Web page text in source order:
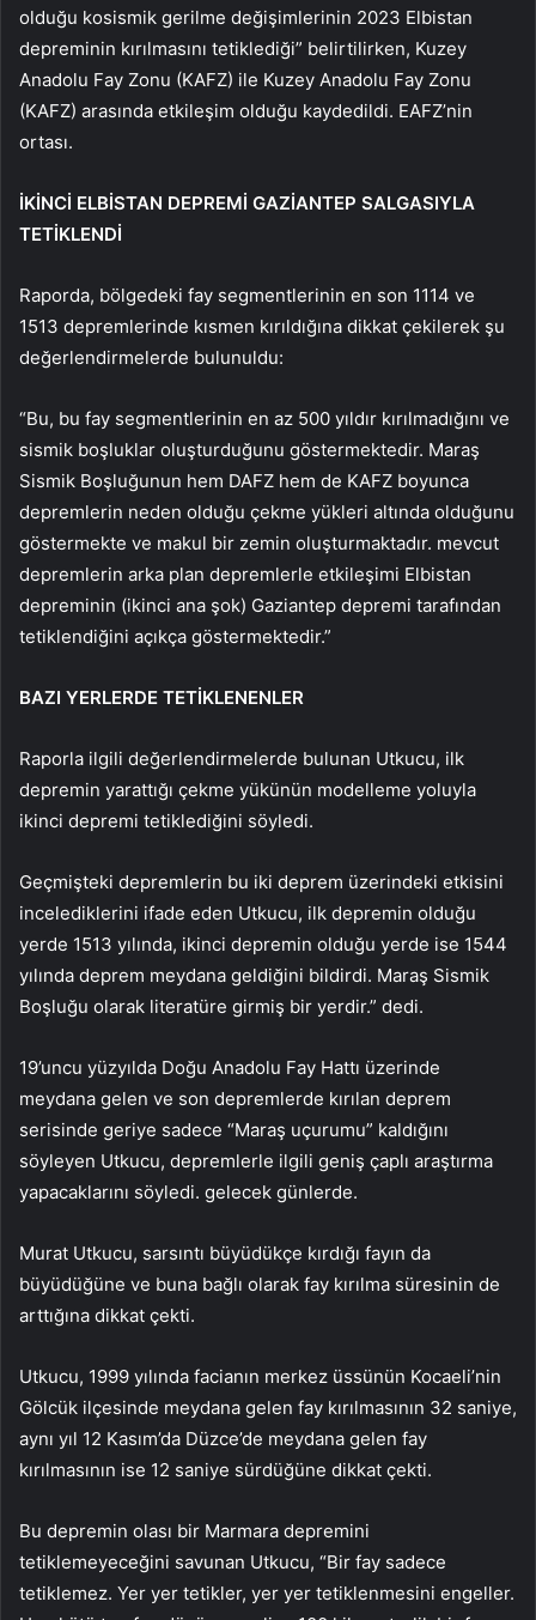
olduğu kosismik gerilme değişimlerinin 2023 Elbistan
depreminin kırılmasını tetiklediği” belirtilirken, Kuzey
Anadolu Fay Zonu (KAFZ) ile Kuzey Anadolu Fay Zonu
(KAFZ) arasında etkileşim olduğu kaydedildi. EAFZ’nin
ortası.
İKİNCİ ELBİSTAN DEPREMİ GAZİANTEP SALGASIYLA
TETİKLENDİ
Raporda, bölgedeki fay segmentlerinin en son 1114 ve
1513 depremlerinde kısmen kırıldığına dikkat çekilerek şu
değerlendirmelerde bulunuldu:
“Bu, bu fay segmentlerinin en az 500 yıldır kırılmadığını ve
sismik boşluklar oluşturduğunu göstermektedir. Maraş
Sismik Boşluğunun hem DAFZ hem de KAFZ boyunca
depremlerin neden olduğu çekme yükleri altında olduğunu
göstermekte ve makul bir zemin oluşturmaktadır. mevcut
depremlerin arka plan depremlerle etkileşimi Elbistan
depreminin (ikinci ana şok) Gaziantep depremi tarafından
tetiklendiğini açıkça göstermektedir.”
BAZI YERLERDE TETİKLENENLER
Raporla ilgili değerlendirmelerde bulunan Utkucu, ilk
depremin yarattığı çekme yükünün modelleme yoluyla
ikinci depremi tetiklediğini söyledi.
Geçmişteki depremlerin bu iki deprem üzerindeki etkisini
incelediklerini ifade eden Utkucu, ilk depremin olduğu
yerde 1513 yılında, ikinci depremin olduğu yerde ise 1544
yılında deprem meydana geldiğini bildirdi. Maraş Sismik
Boşluğu olarak literatüre girmiş bir yerdir.” dedi.
19’uncu yüzyılda Doğu Anadolu Fay Hattı üzerinde
meydana gelen ve son depremlerde kırılan deprem
serisinde geriye sadece “Maraş uçurumu” kaldığını
söyleyen Utkucu, depremlerle ilgili geniş çaplı araştırma
yapacaklarını söyledi. gelecek günlerde.
Murat Utkucu, sarsıntı büyüdükçe kırdığı fayın da
büyüdüğüne ve buna bağlı olarak fay kırılma süresinin de
arttığına dikkat çekti.
Utkucu, 1999 yılında facianın merkez üssünün Kocaeli’nin
Gölcük ilçesinde meydana gelen fay kırılmasının 32 saniye,
aynı yıl 12 Kasım’da Düzce’de meydana gelen fay
kırılmasının ise 12 saniye sürdüğüne dikkat çekti.
Bu depremin olası bir Marmara depremini
tetiklemeyeceğini savunan Utkucu, “Bir fay sadece
tetiklemez. Yer yer tetikler, yer yer tetiklenmesini engeller.